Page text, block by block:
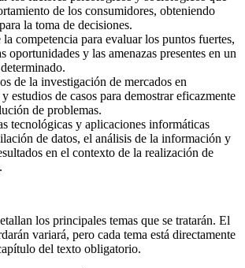
de los consumidores, obteniendo
la toma de decisiones.
competencia para evaluar los puntos fuertes,
oportunidades y las amenazas presentes en un
de la investigación de mercados en
estudios de casos para demostrar eficazmente
de problemas.
tecnológicas y aplicaciones informáticas
de datos, el análisis de la información y
en el contexto de la realización de
los principales temas que se tratarán. El
variará, pero cada tema está directamente
del texto obligatorio.